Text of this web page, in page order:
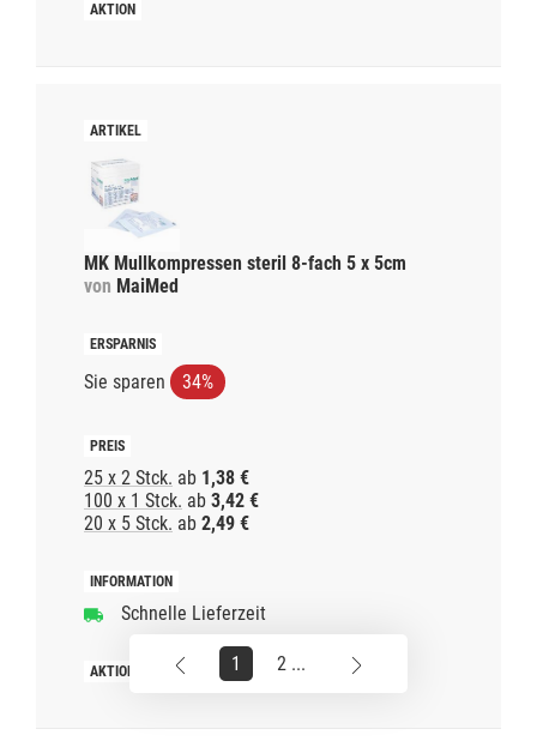
MK Mullkompressen steril 8-fach 5 x 5cm
von MaiMed
Sie sparen 34%
25 x 2 Stck. ab 1,38 €
100 x 1 Stck. ab 3,42 €
20 x 5 Stck. ab 2,49 €
Schnelle Lieferzeit
1 2 ...